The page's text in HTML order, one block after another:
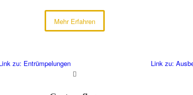
Mehr Erfahren
zu: Entrümpelungen Link zu: